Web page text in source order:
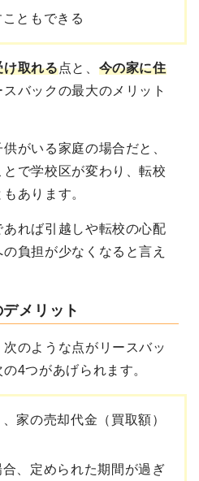
ともできる
け取れる点と、 今の家に住
バックの最大のメリット
がいる家庭の場合だと、
で学校区が変わり、転校
あります。
れば引越しや転校の心配
負担が少なくなると言え
メリット
のような点がリースバッ
4つがあげられます。
家の売却代金（買取額）
、定められた期間が過ぎ